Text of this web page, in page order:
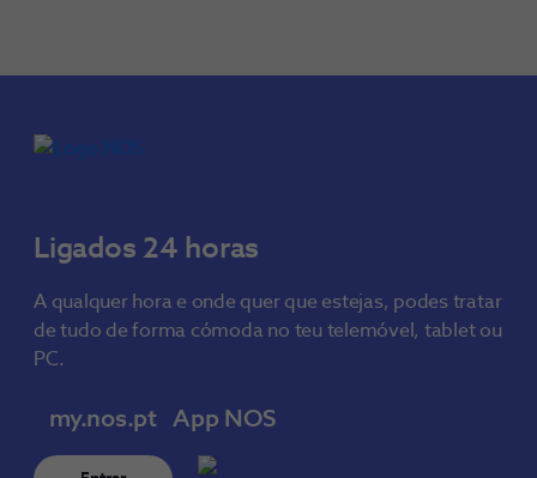
Ligados 24 horas
A qualquer hora e onde quer que estejas, podes tratar
de tudo de forma cómoda no teu telemóvel, tablet ou
PC.
my.nos.pt App NOS